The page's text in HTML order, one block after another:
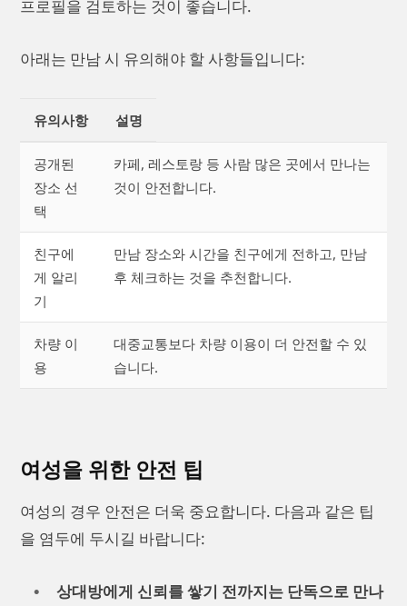
프로필을 검토하는 것이 좋습니다.
아래는 만남 시 유의해야 할 사항들입니다:
유의사항 설명
공개된
장소 선
택
카페, 레스토랑 등 사람 많은 곳에서 만나는
것이 안전합니다.
친구에
게 알리
기
만남 장소와 시간을 친구에게 전하고, 만남
후 체크하는 것을 추천합니다.
차량 이
용
대중교통보다 차량 이용이 더 안전할 수 있
습니다.
여성을 위한 안전 팁
여성의 경우 안전은 더욱 중요합니다. 다음과 같은 팁
을 염두에 두시길 바랍니다:
상대방에게 신뢰를 쌓기 전까지는 단독으로 만나